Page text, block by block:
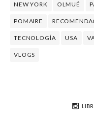
NEW YORK OLMUÉ
POMAIRE
TECNOLOGÍA USA
VLOGS